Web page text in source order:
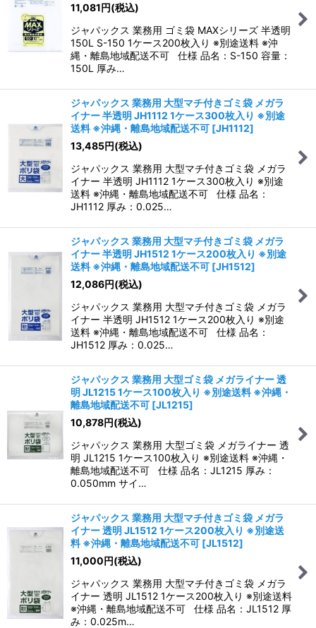
11,081円(税込)
ジャパックス 業務用 ゴミ袋 MAXシリーズ 半透明
150L S-150 1ケース200枚入り ※別途送料 ※沖
縄・離島地域配送不可 仕様 品名：S-150 容量：
150L 厚み…
ジャパックス 業務用 大型マチ付きゴミ袋 メガラ
イナー 半透明 JH1112 1ケース300枚入り ※別途
送料 ※沖縄・離島地域配送不可 [JH1112]
13,485円(税込)
ジャパックス 業務用 大型マチ付きゴミ袋 メガラ
イナー 半透明 JH1112 1ケース300枚入り ※別途
送料 ※沖縄・離島地域配送不可 仕様 品名：
JH1112 厚み：0.025…
ジャパックス 業務用 大型マチ付きゴミ袋 メガラ
イナー 半透明 JH1512 1ケース200枚入り ※別途
送料 ※沖縄・離島地域配送不可 [JH1512]
12,086円(税込)
ジャパックス 業務用 大型マチ付きゴミ袋 メガラ
イナー 半透明 JH1512 1ケース200枚入り ※別途
送料 ※沖縄・離島地域配送不可 仕様 品名：
JH1512 厚み：0.025…
ジャパックス 業務用 大型ゴミ袋 メガライナー 透
明 JL1215 1ケース100枚入り ※別途送料 ※沖縄・
離島地域配送不可 [JL1215]
10,878円(税込)
ジャパックス 業務用 大型ゴミ袋 メガライナー 透
明 JL1215 1ケース100枚入り ※別途送料 ※沖縄・
離島地域配送不可 仕様 品名：JL1215 厚み：
0.050mm サイ…
ジャパックス 業務用 大型マチ付きゴミ袋 メガラ
イナー 透明 JL1512 1ケース200枚入り ※別途送
料 ※沖縄・離島地域配送不可 [JL1512]
11,000円(税込)
ジャパックス 業務用 大型マチ付きゴミ袋 メガラ
イナー 透明 JL1512 1ケース200枚入り ※別途送料
※沖縄・離島地域配送不可 仕様 品名：JL1512 厚
み：0.025m…